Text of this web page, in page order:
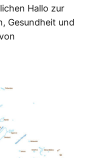
Hallo zur
Gesundheit und